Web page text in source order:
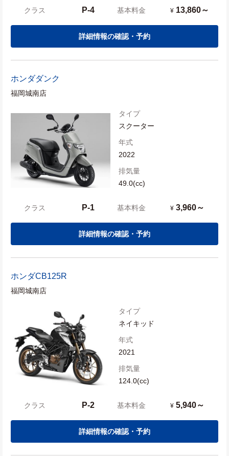
クラス P-4 基本料金 ¥ 13,860～
詳細情報の確認・予約
ホンダダンク
福岡城南店
タイプ
スクーター
年式
2022
排気量
49.0(cc)
クラス P-1 基本料金 ¥ 3,960～
詳細情報の確認・予約
ホンダCB125R
福岡城南店
タイプ
ネイキッド
年式
2021
排気量
124.0(cc)
クラス P-2 基本料金 ¥ 5,940～
詳細情報の確認・予約